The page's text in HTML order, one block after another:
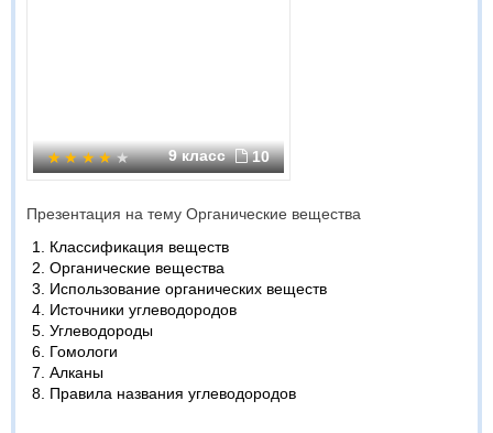
9 класс 10
Презентация на тему Органические вещества
Классификация веществ
Органические вещества
Использование органических веществ
Источники углеводородов
Углеводороды
Гомологи
Алканы
Правила названия углеводородов